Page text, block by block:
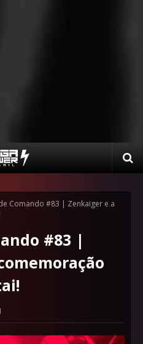
Comando #83 | Zenkaiger e a
#83 |